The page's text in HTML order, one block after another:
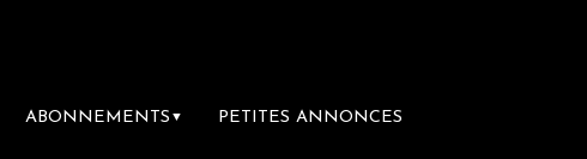
ABONNEMENTS ▼ PETITES ANNONCES